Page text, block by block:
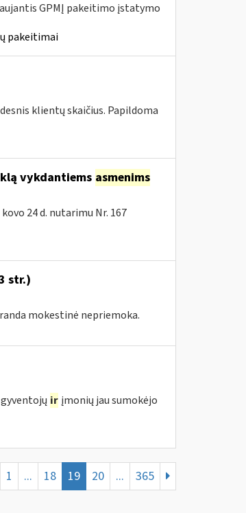
GPMĮ pakeitimo įstatymo
pakeitimai
klientų skaičius. Papildoma
vykdantiems asmenims
24 d. nutarimu Nr. 167
str.)
mokestinė nepriemoka.
ir įmonių jau sumokėjo
1 ... 18 19 20 ... 365